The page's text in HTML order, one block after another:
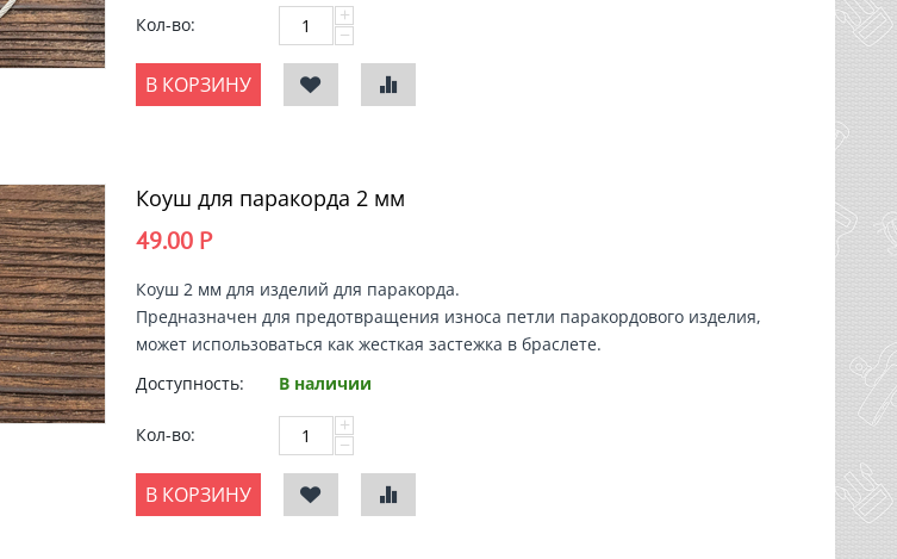
Кол-во: +
−
В КОРЗИНУ
Коуш для паракорда 2 мм
49.00 Р
Коуш 2 мм для изделий для паракорда.
Предназначен для предотвращения износа петли паракордового изделия,
может использоваться как жесткая застежка в браслете.
Доступность:
В наличии
Кол-во: +
−
В КОРЗИНУ